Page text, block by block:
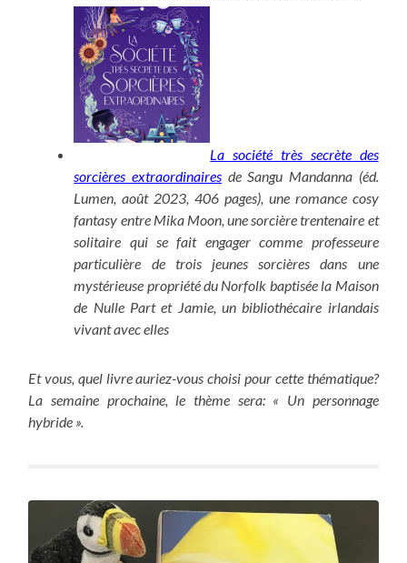
La société très secrète des
sorcières extraordinaires de Sangu Mandanna (éd.
Lumen, août 2023, 406 pages), une romance cosy
fantasy entre Mika Moon, une sorcière trentenaire et
solitaire qui se fait engager comme professeure
particulière de trois jeunes sorcières dans une
mystérieuse propriété du Norfolk baptisée la Maison
de Nulle Part et Jamie, un bibliothécaire irlandais
vivant avec elles
Et vous, quel livre auriez-vous choisi pour cette thématique?
La semaine prochaine, le thème sera: « Un personnage
hybride ».